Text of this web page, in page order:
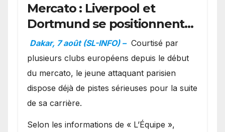
Mercato : Liverpool et
Dortmund se positionnent
en favoris pour recruter
Ibrahim Mbaye
Dakar, 7 août (SL-INFO) – Courtisé par
plusieurs clubs européens depuis le début
du mercato, le jeune attaquant parisien
dispose déjà de pistes sérieuses pour la suite
de sa carrière.
Selon les informations de « L’Équipe »,